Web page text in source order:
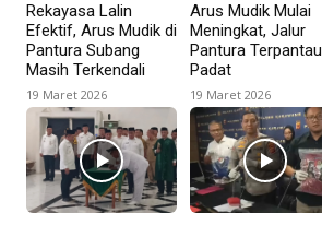
Rekayasa Lalin
Efektif, Arus Mudik di
Pantura Subang
Masih Terkendali
19 Maret 2026
Arus Mudik Mulai
Meningkat, Jalur
Pantura Terpantau
Padat
19 Maret 2026